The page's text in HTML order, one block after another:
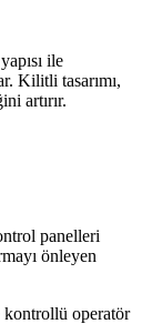
ile
Kilitli tasarımı,
artırır.
panelleri
önleyen
operatör